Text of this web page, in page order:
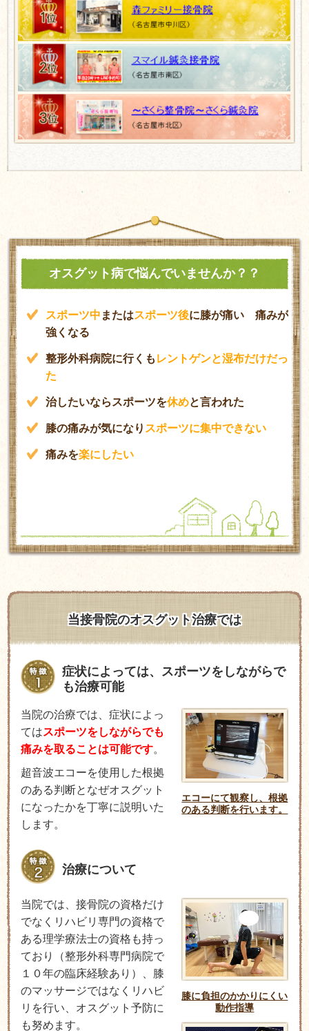
オスグット病で悩んでいませんか？？
スポーツ中 またはスポーツ後に膝が痛い 痛みが
強くなる
整形外科病院に行くも レントゲンと湿布だけだっ
た
治したいならスポーツを休めと言われた
膝の痛みが気になり スポーツに集中できない
痛みを楽にしたい
当接骨院のオスグット治療では
症状によっては、スポーツをしながらで
も治療可能
エコーにて観察し、根拠
のある判断を行います。
当院の治療では、症状によっ
てはスポーツをしながらでも
痛みを取ることは可能です。
超音波エコーを使用した根拠
のある判断となぜオスグット
になったかを丁寧に説明いた
します。
治療について
膝に負担のかかりにくい
動作指導
当院では、接骨院の資格だけ
でなくリハビリ専門の資格で
ある理学療法士の資格も持っ
ており（整形外科専門病院で
１０年の臨床経験あり）、膝
のマッサージではなくリハビ
リを行い、オスグット予防に
も努めます。